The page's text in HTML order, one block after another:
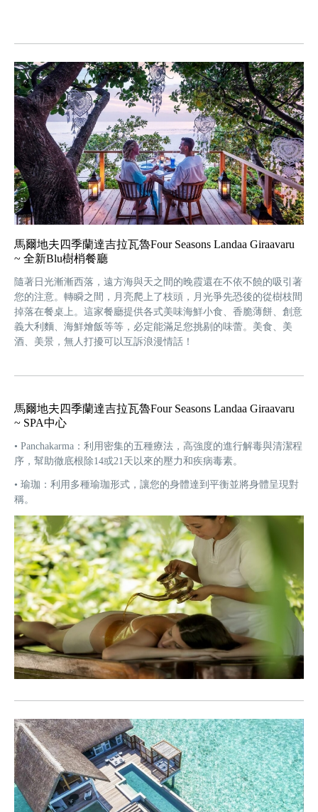
馬爾地夫四季蘭達吉拉瓦魯Four Seasons Landaa Giraavaru
~ 全新Blu樹梢餐廳
隨著日光漸漸西落，遠方海與天之間的晚霞還在不依不饒的吸引著
您的注意。轉瞬之間，月亮爬上了枝頭，月光爭先恐後的從樹枝間
掉落在餐桌上。這家餐廳提供各式美味海鮮小食、香脆薄餅、創意
義大利麵、海鮮燴飯等等，必定能滿足您挑剔的味蕾。美食、美
酒、美景，無人打擾可以互訴浪漫情話！
馬爾地夫四季蘭達吉拉瓦魯Four Seasons Landaa Giraavaru
~ SPA中心
• Panchakarma：利用密集的五種療法，高強度的進行解毒與清潔程
序，幫助徹底根除14或21天以來的壓力和疾病毒素。
• 瑜珈：利用多種瑜珈形式，讓您的身體達到平衡並將身體呈現對
稱。